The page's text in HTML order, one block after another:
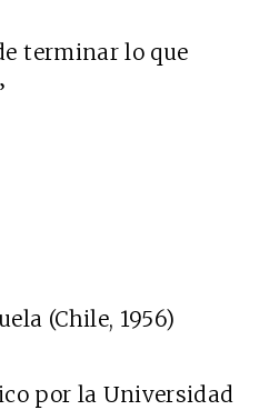
terminar lo que
(Chile, 1956)
por la Universidad